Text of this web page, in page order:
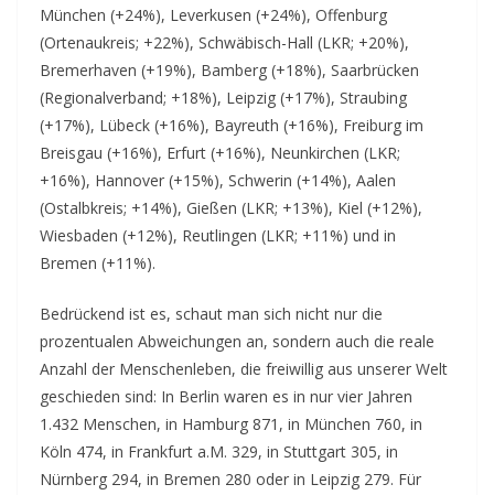
München (+24%), Leverkusen (+24%), Offenburg
(Ortenaukreis; +22%), Schwäbisch-Hall (LKR; +20%),
Bremerhaven (+19%), Bamberg (+18%), Saarbrücken
(Regionalverband; +18%), Leipzig (+17%), Straubing
(+17%), Lübeck (+16%), Bayreuth (+16%), Freiburg im
Breisgau (+16%), Erfurt (+16%), Neunkirchen (LKR;
+16%), Hannover (+15%), Schwerin (+14%), Aalen
(Ostalbkreis; +14%), Gießen (LKR; +13%), Kiel (+12%),
Wiesbaden (+12%), Reutlingen (LKR; +11%) und in
Bremen (+11%).
Bedrückend ist es, schaut man sich nicht nur die
prozentualen Abweichungen an, sondern auch die reale
Anzahl der Menschenleben, die freiwillig aus unserer Welt
geschieden sind: In Berlin waren es in nur vier Jahren
1.432 Menschen, in Hamburg 871, in München 760, in
Köln 474, in Frankfurt a.M. 329, in Stuttgart 305, in
Nürnberg 294, in Bremen 280 oder in Leipzig 279. Für